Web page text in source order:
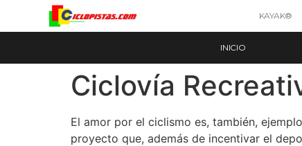
KAYAK®
INICIO
Ciclovía
El amor por el ciclismo es, también,
proyecto que, además de incentivar el